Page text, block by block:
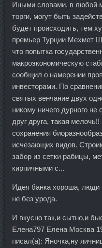
Иными словами, в любой
торги, могут быть
будет происходить, тем
премьер Турции Мехмет
что попытка
макроэкономическую
сообщил о намерении
инвесторами. По
святых венчание двух
никому ничего дурного
друг друга, такая
сохранения
исчезающих видов.
забор из сетки рабицы,
кирпичными с...
Идея банка хороша, люди
не без урода.
И вкусно так,и сытно,и
Елена797 Елена Москва
писал(а): Яночка,ну